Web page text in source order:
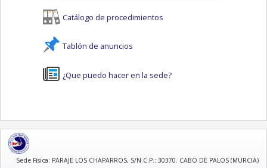
Catálogo de procedimientos
Tablón de anuncios
¿Que puedo hacer en la sede?
logo
Sede Física: PARAJE LOS CHAPARROS, S/N.C.P.: 30370. CABO DE PALOS (MURCIA)